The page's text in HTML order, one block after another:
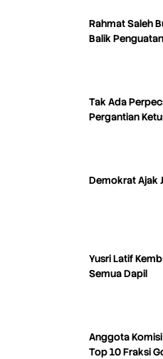
Rahmat Saleh
Balik
Tak Ada
Pergantian
Demokrat Ajak
Yusri Latif
Semua Dapil
Anggota Komisi
Top 10 Fraksi